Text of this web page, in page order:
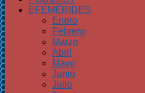
EFEMÉRIDES
Enero
Febrero
Marzo
Abril
Mayo
Junio
Julio